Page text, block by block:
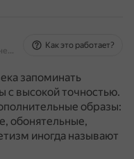
На основе источников, возможны неточности
Как это работает?
запоминать
с высокой точностью.
образы:
обонятельные,
иногда называют